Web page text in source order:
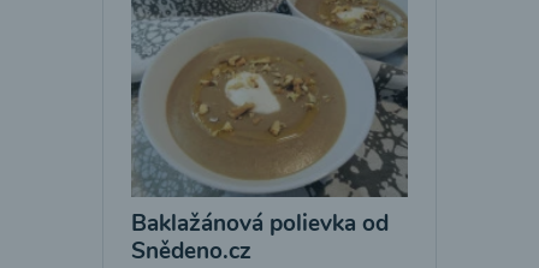
Baklažánová polievka od
Snědeno.cz